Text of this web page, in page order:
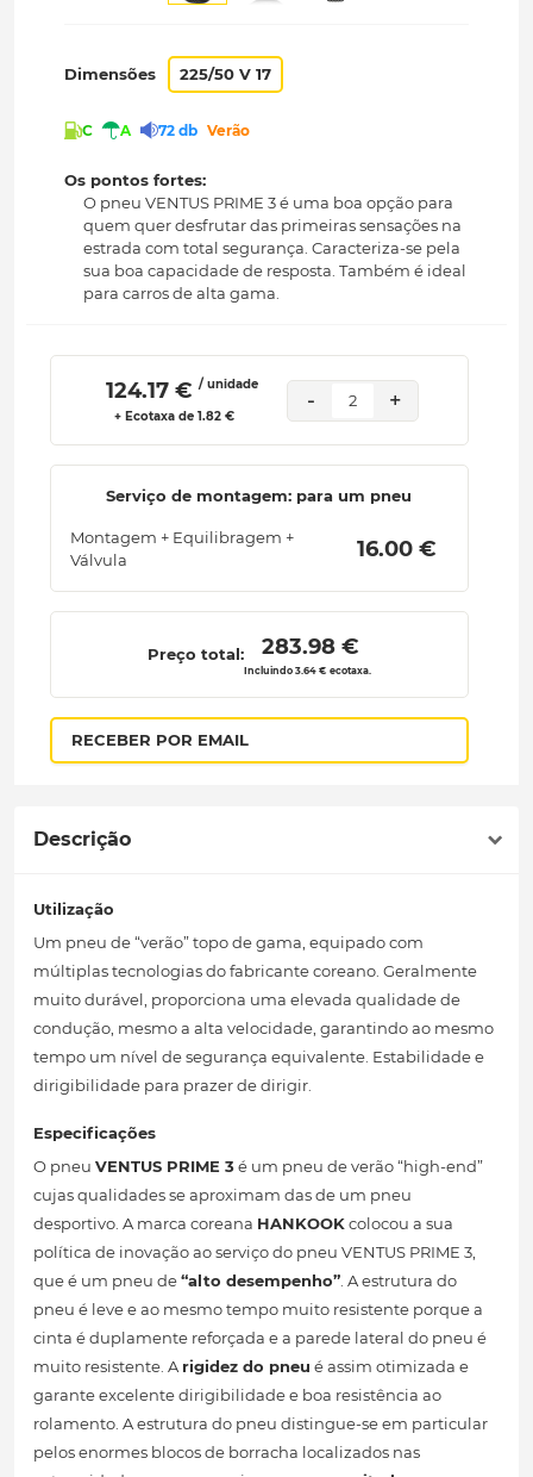
Dimensões 225/50 V 17
C A 72 db Verão
Os pontos fortes:
O pneu VENTUS PRIME 3 é uma boa opção para
quem quer desfrutar das primeiras sensações na
estrada com total segurança. Caracteriza-se pela
sua boa capacidade de resposta. Também é ideal
para carros de alta gama.
124.17 € / unidade
+ Ecotaxa de 1.82 €
- 2 +
Serviço de montagem: para um pneu
Montagem + Equilibragem +
Válvula
16.00 €
Preço total: 283.98 €
Incluindo 3.64 € ecotaxa.
RECEBER POR EMAIL
Descrição
Utilização
Um pneu de “verão” topo de gama, equipado com
múltiplas tecnologias do fabricante coreano. Geralmente
muito durável, proporciona uma elevada qualidade de
condução, mesmo a alta velocidade, garantindo ao mesmo
tempo um nível de segurança equivalente. Estabilidade e
dirigibilidade para prazer de dirigir.
Especificações
O pneu VENTUS PRIME 3é um pneu de verão “high-end”
cujas qualidades se aproximam das de um pneu
desportivo. A marca coreana HANKOOKcolocou a sua
política de inovação ao serviço do pneu VENTUS PRIME 3,
que é um pneu de“alto desempenho”. A estrutura do
pneu é leve e ao mesmo tempo muito resistente porque a
cinta é duplamente reforçada e a parede lateral do pneu é
muito resistente. A rigidez do pneu é assim otimizada e
garante excelente dirigibilidade e boa resistência ao
rolamento. A estrutura do pneu distingue-se em particular
pelos enormes blocos de borracha localizados nas